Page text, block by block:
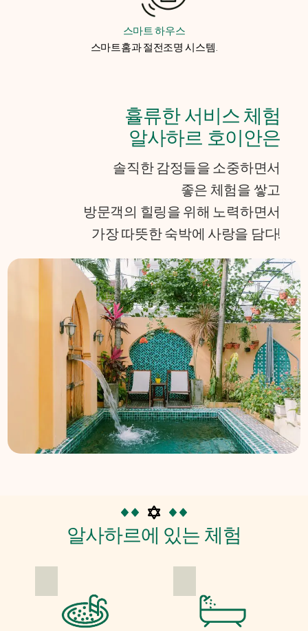
스마트 하우스
스마트홈과 절전조명 시스템.
휼류한 서비스 체험
알사하르 호이안은
솔직한 감정들을 소중하면서
좋은 체험을 쌓고
방문객의 힐링을 위해 노력하면서
가장 따뜻한 숙박에 사랑을 담다!
알사하르에 있는 체험